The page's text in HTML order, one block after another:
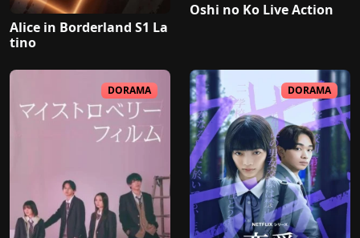
Alice in Borderland S1 La
tino
Oshi no Ko Live Action
DORAMA DORAMA